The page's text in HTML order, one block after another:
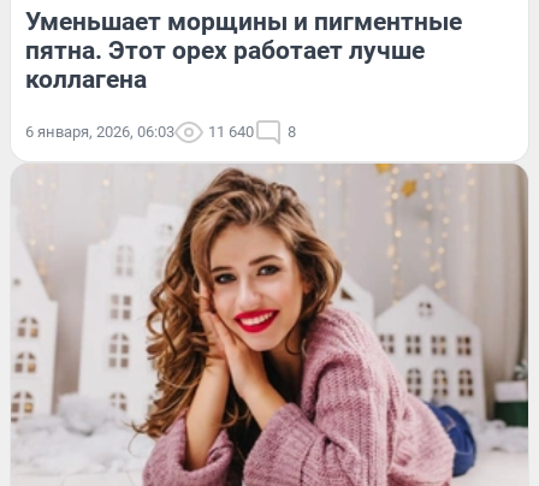
Уменьшает морщины и пигментные
пятна. Этот орех работает лучше
коллагена
6 января, 2026, 06:03 11 640 8